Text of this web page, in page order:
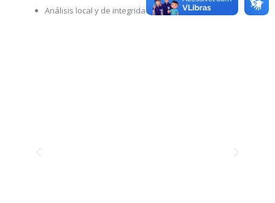
Análisis local y de integridad de tuberías flexibles